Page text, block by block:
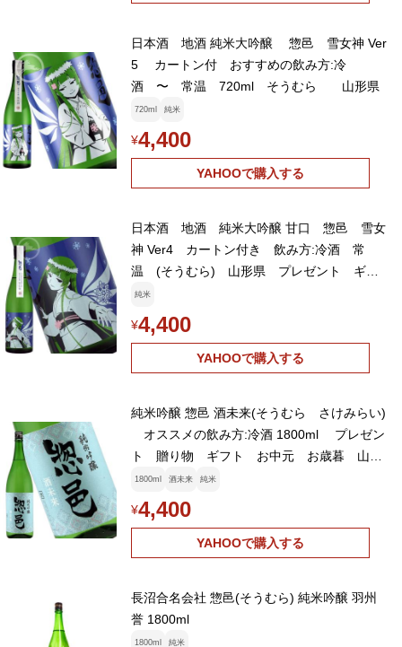
日本酒 地酒 純米大吟醸 惣邑 雪女神 Ver
5 カートン付 おすすめの飲み方:冷
酒 〜 常温 720ml そうむら 山形県
720ml 純米
¥4,400
YAHOOで購入する
日本酒 地酒 純米大吟醸 甘口 惣邑 雪女
神 Ver4 カートン付き 飲み方:冷酒 常
温 (そうむら) 山形県 プレゼント ギフ
ト お中元 お歳暮 贈答品
純米
¥4,400
YAHOOで購入する
純米吟醸 惣邑 酒未来(そうむら さけみらい)
オススメの飲み方:冷酒 1800ml プレゼン
ト 贈り物 ギフト お中元 お歳暮 山形
県 日本酒 地酒
1800ml 酒未来 純米
¥4,400
YAHOOで購入する
長沼合名会社 惣邑(そうむら) 純米吟醸 羽州
誉 1800ml
1800ml 純米